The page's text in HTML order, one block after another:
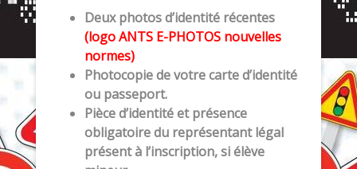
Deux photos d’identité récentes
(logo ANTS E-PHOTOS nouvelles
normes)
Photocopie de votre carte d’identité
ou passeport.
Pièce d’identité et présence
obligatoire du représentant légal
présent à l’inscription, si élève